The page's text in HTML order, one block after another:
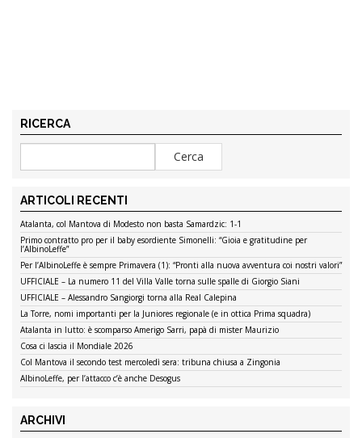
RICERCA
ARTICOLI RECENTI
Atalanta, col Mantova di Modesto non basta Samardzic: 1-1
Primo contratto pro per il baby esordiente Simonelli: “Gioia e gratitudine per
l’AlbinoLeffe”
Per l’AlbinoLeffe è sempre Primavera (1): “Pronti alla nuova avventura coi nostri valori”
UFFICIALE – La numero 11 del Villa Valle torna sulle spalle di Giorgio Siani
UFFICIALE – Alessandro Sangiorgi torna alla Real Calepina
La Torre, nomi importanti per la Juniores regionale (e in ottica Prima squadra)
Atalanta in lutto: è scomparso Amerigo Sarri, papà di mister Maurizio
Cosa ci lascia il Mondiale 2026
Col Mantova il secondo test mercoledì sera: tribuna chiusa a Zingonia
AlbinoLeffe, per l’attacco c’è anche Desogus
ARCHIVI